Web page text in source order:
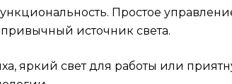
Простое
источник света.
яркий свет для работы или